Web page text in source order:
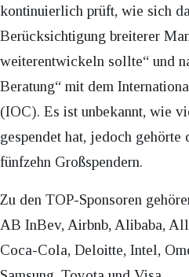
kontinuierlich prüft, wie sich
Berücksichtigung breiterer
weiterentwickeln sollte“ und
Beratung“ mit dem
(IOC). Es ist unbekannt, wie
gespendet hat, jedoch gehörte
fünfzehn Großspendern.
Zu den TOP-Sponsoren
AB InBev, Airbnb, Alibaba,
Coca-Cola, Deloitte, Intel,